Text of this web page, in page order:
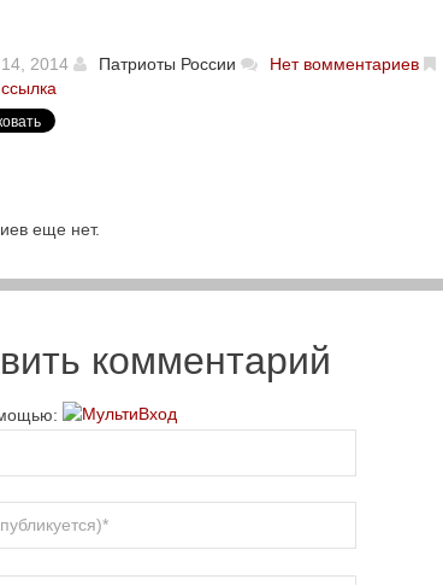
2014 Патриоты России Нет вомментариев
еще нет.
комментарий